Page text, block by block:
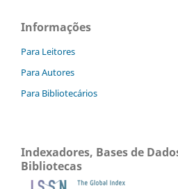
Informações
Para Leitores
Para Autores
Para Bibliotecários
Indexadores, Bases de
Bibliotecas